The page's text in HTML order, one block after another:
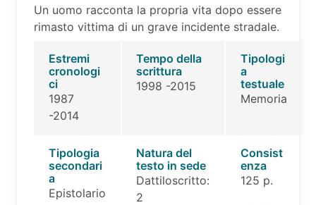
Un uomo racconta la propria vita dopo essere
rimasto vittima di un grave incidente stradale.
Estremi
cronologi
ci
1987
-2014
Tempo della
scrittura
1998 -2015
Tipologi
a
testuale
Memoria
Tipologia
secondari
a
Epistolario
Natura del
testo in sede
Dattiloscritto:
2
Consist
enza
125 p.